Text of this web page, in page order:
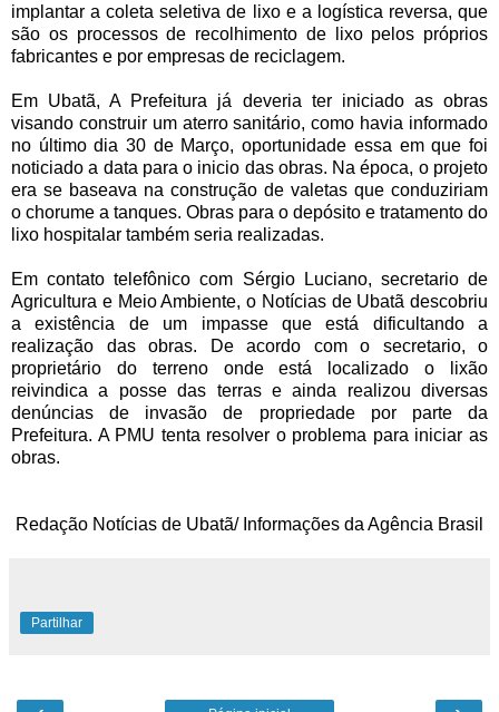
implantar a coleta seletiva de lixo e a logística reversa, que
são os processos de recolhimento de lixo pelos próprios
fabricantes e por empresas de reciclagem.
Em Ubatã, A Prefeitura já deveria ter iniciado as obras
visando construir um aterro sanitário, como havia informado
no último dia 30 de Março, oportunidade essa em que foi
noticiado a data para o inicio das obras. Na época, o projeto
era se baseava na construção de valetas que conduziriam
o chorume a tanques. Obras para o depósito e tratamento do
lixo hospitalar também seria realizadas.
Em contato telefônico com Sérgio Luciano, secretario de
Agricultura e Meio Ambiente, o Notícias de Ubatã descobriu
a existência de um impasse que está dificultando a
realização das obras. De acordo com o secretario, o
proprietário do terreno onde está localizado o lixão
reivindica a posse das terras e ainda realizou diversas
denúncias de invasão de propriedade por parte da
Prefeitura. A PMU tenta resolver o problema para iniciar as
obras.
Redação Notícias de Ubatã/ Informações da Agência Brasil
Partilhar